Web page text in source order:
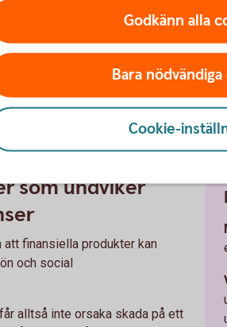
SFDR och bidrar till ett
stor del av fonden som du vill
som undviker
att finansiella produkter kan
och social
alltså inte orsaka skada på ett
Godkänn alla
Bara
Cookie-